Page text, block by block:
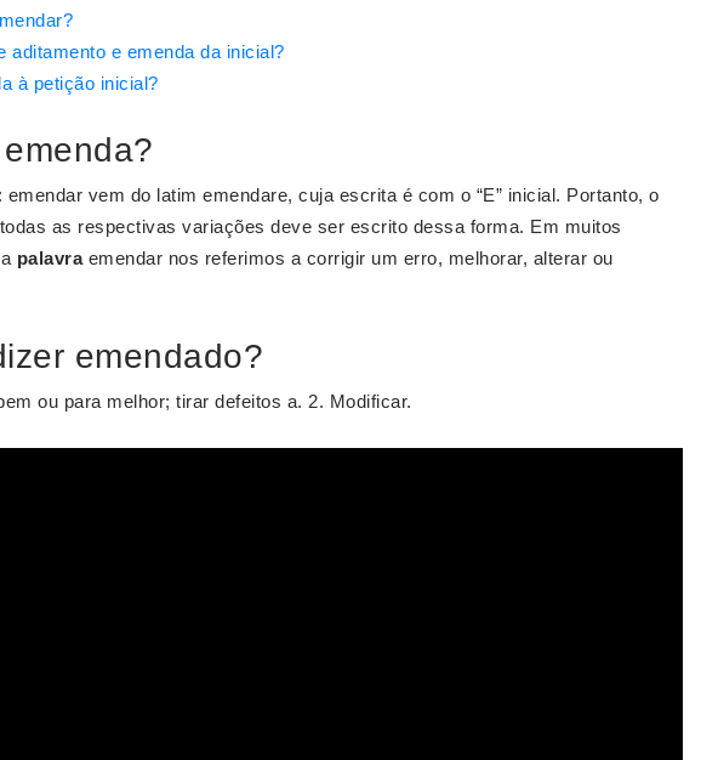
aditamento e emenda da inicial?
à petição inicial?
vem do latim emendare, cuja escrita é com o “E” inicial. Portanto, o
as respectivas variações deve ser escrito dessa forma. Em muitos
palavraemendar nos referimos a corrigir um erro, melhorar, alterar ou
emendado?
ou para melhor; tirar defeitos a. 2. Modificar.